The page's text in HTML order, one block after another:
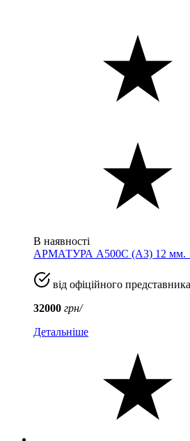
В наявності
АРМАТУРА А500С (A3) 12 мм.
від офіційного представника
32000 грн/
Детальніше